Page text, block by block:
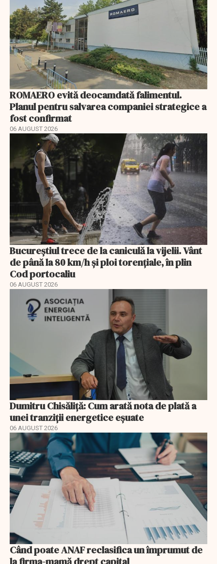
ROMAERO evită deocamdată falimentul.
Planul pentru salvarea companiei strategice a
fost confirmat
06 AUGUST 2026
Bucureștiul trece de la caniculă la vijelii. Vânt
de până la 80 km/h și ploi torențiale, în plin
Cod portocaliu
06 AUGUST 2026
Dumitru Chisăliță: Cum arată nota de plată a
unei tranziții energetice eșuate
06 AUGUST 2026
Când poate ANAF reclasifica un împrumut de